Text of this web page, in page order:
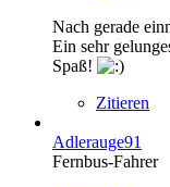
Nach gerade
Ein sehr
Spaß!
Zitieren
Adlerauge91
Fernbus-Fahrer